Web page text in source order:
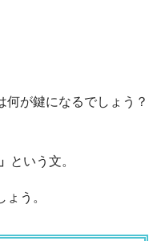
何が鍵になるでしょう？
という文。
う。